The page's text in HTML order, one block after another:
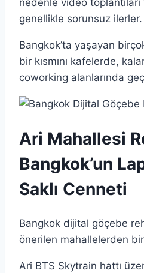
genellikle sorunsuz ilerler.
Bangkok’ta yaşayan
bir kısmını kafelerde,
coworking alanlarında
Ari Mahallesi
Bangkok’un
Saklı Cenneti
Bangkok dijital göçebe
önerilen mahallelerden
Ari BTS Skytrain hattı